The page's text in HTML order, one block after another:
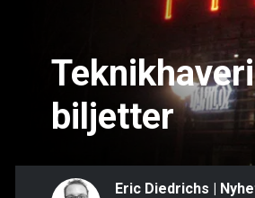
biljetter
Eric Diedrichs |